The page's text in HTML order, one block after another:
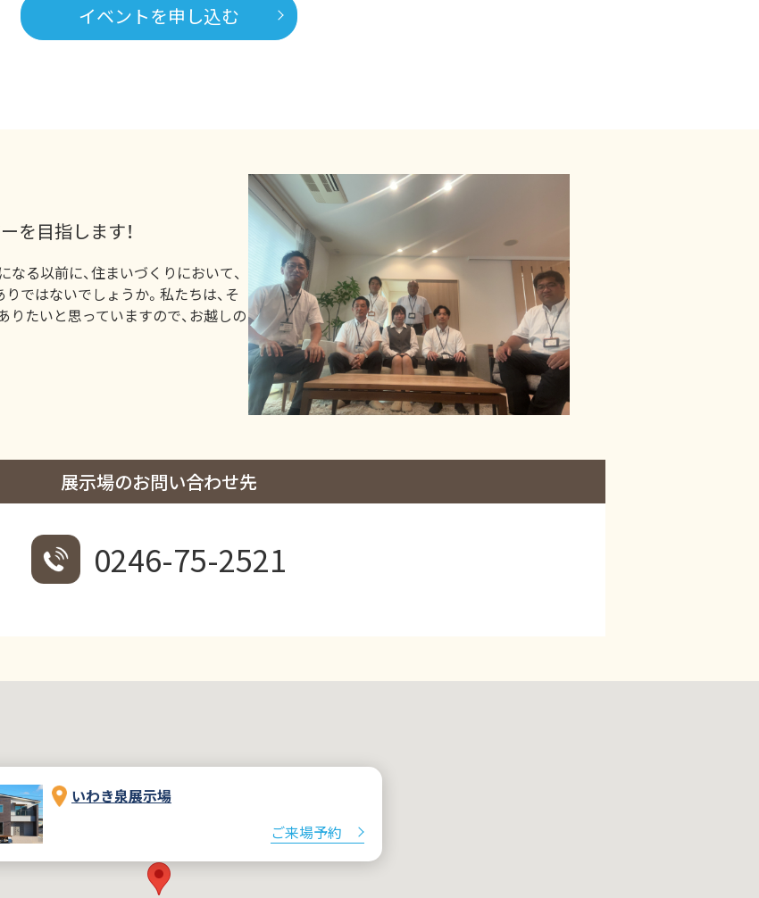
イベントを申し込む
を目指します！
る以前に、住まいづくりにおいて、
ではないでしょうか。私たちは、そ
たいと思っていますので、お越しの
展示場のお問い合わせ先
0246-75-2521
いわき泉展示場
ご来場予約